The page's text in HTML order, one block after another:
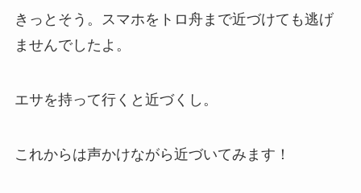
きっとそう。スマホをトロ舟まで近づけても逃げ
ませんでしたよ。
エサを持って行くと近づくし。
これからは声かけながら近づいてみます！